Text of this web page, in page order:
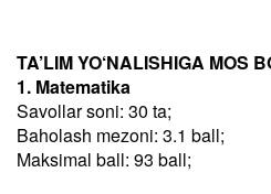
TA’LIM YO‘NALISHIGA MOS
1. Matematika
Savollar soni: 30 ta;
Baholash mezoni: 3.1 ball;
Maksimal ball: 93 ball;